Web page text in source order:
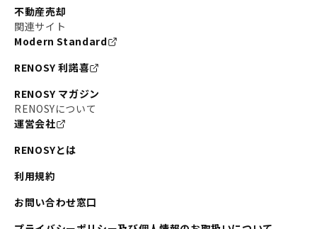
不動産売却
関連サイト
Modern Standard
RENOSY 利諾喜
RENOSY マガジン
RENOSYについて
運営会社
RENOSYとは
利用規約
お問い合わせ窓口